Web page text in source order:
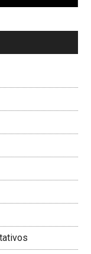
01:04